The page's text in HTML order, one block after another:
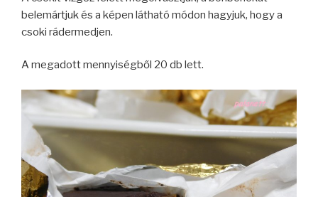
belemártjuk és a képen látható módon hagyjuk, hogy a
csoki rádermedjen.
A megadott mennyiségből 20 db lett.